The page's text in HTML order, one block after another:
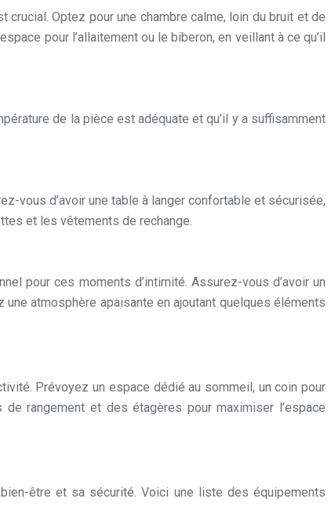
Optez pour une chambre calme, loin du bruit et de
pour l’allaitement ou le biberon, en veillant à ce qu’il
de la pièce est adéquate et qu’il y a suffisamment
vous d’avoir une table à langer confortable et sécurisée,
et les vêtements de rechange.
pour ces moments d’intimité. Assurez-vous d’avoir un
atmosphère apaisante en ajoutant quelques éléments
Prévoyez un espace dédié au sommeil, un coin pour
rangement et des étagères pour maximiser l’espace
être et sa sécurité. Voici une liste des équipements